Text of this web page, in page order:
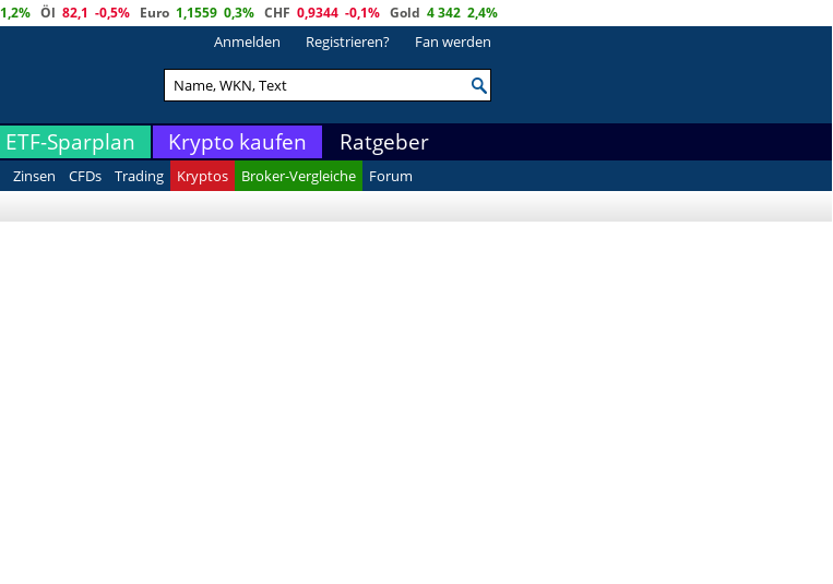
1,2% Öl 82,1 -0,5% Euro 1,1559 0,3% CHF 0,9344 -0,1% Gold 4 342 2,4%
Anmelden Registrieren? Fan werden
ETF-Sparplan Krypto kaufen Ratgeber
Zinsen CFDs Trading Kryptos Broker-Vergleiche
Forum